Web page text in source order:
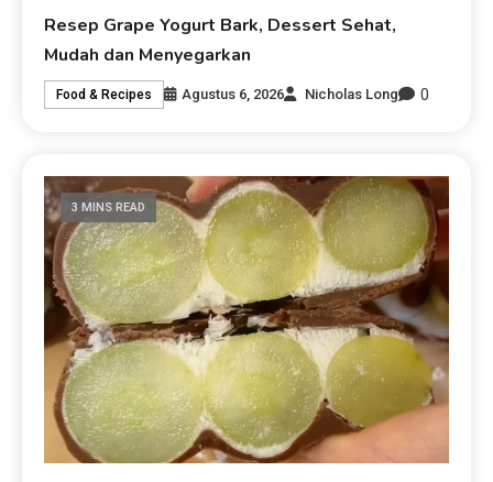
Resep Grape Yogurt Bark, Dessert Sehat,
Mudah dan Menyegarkan
Food & Recipes Agustus 6, 2026 Nicholas Long 0
3 MINS READ